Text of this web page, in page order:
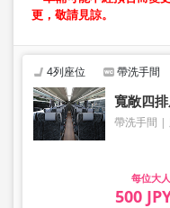
更，敬請見諒。
4列座位 帶洗手間
寬敞四
帶洗手間
大人
500